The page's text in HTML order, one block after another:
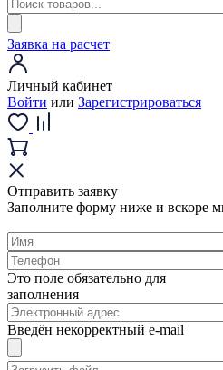
Заявка на расчет
Личный кабинет
Войти или Зарегистрироваться
Отправить заявку
Заполните форму ниже и вскоре
Это поле обязательно для
заполнения
Введён некорректный e-mail